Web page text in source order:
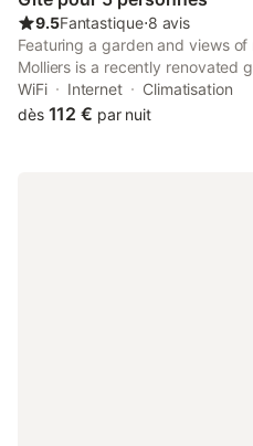
9.5Fantastique⋅8 avis
Featuring a garden and views
Molliers is a recently renovated
25 km from Mâcon Exhibition
access to a balcony, darts, free
WiFi Internet
Climatisation
dès 112 € par nuit